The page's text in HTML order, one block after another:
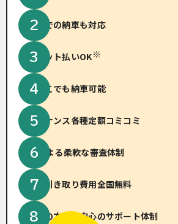
短納期での納車も対応
クレジット払いOK※
全国どこでも納車可能
メンテナンス各種定額コミコミ
14社による柔軟な審査体制
廃車、引き取り費用全国無料
初めての方でも安心のサポート体制